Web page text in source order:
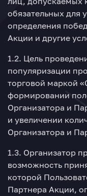
обязательных для
определения
Акции и другие
1.2. Цель
популяризации
торговой маркой
формировании
Организатора и
и увеличении
Организатора и
1.3. Организатор
возможность
которой
Партнера Акции,